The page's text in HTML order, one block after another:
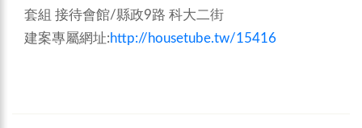
套組 接待會館/縣政9路 科大二街
建案專屬網址:http://housetube.tw/15416